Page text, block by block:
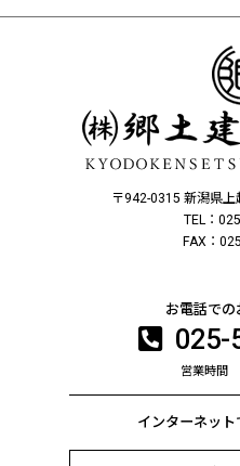
〒942-0315 新潟県上
TEL：
FAX：
お電話での
025-
営業時間
インターネッ